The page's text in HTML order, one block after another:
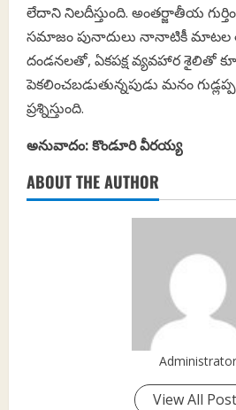
లేదాని నిలదీస్తుంది. అంతర్జాతీయ
సమాజం పునాదులు నానాటికీ మాటల
దండనలతో, ఏకపక్ష వ్యవహార శైలితో
పెకలించబడుతున్నపుడు మనం
ప్రశ్నిస్తుంది.
అనువాదం: కొండూరి వీరయ్య
ABOUT THE AUTHOR
Administrator
View All